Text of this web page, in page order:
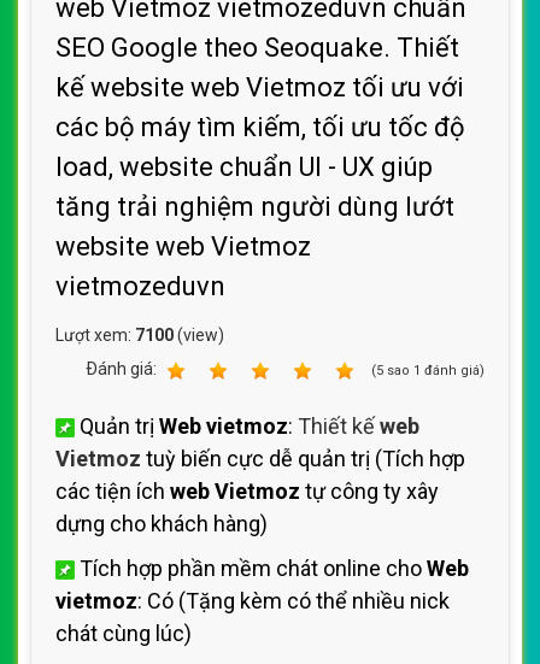
web Vietmoz vietmozeduvn chuẩn
SEO Google theo Seoquake. Thiết
kế website web Vietmoz tối ưu với
các bộ máy tìm kiếm, tối ưu tốc độ
load, website chuẩn UI - UX giúp
tăng trải nghiệm người dùng lướt
website web Vietmoz
vietmozeduvn
Lượt xem: 7100(view)
Ðánh giá:
(5 sao 1 đánh giá)
Quản trị Web vietmoz: Thiết kếweb
Vietmoz tuỳ biến cực dễ quản trị (Tích hợp
các tiện ích web Vietmoz tự công ty xây
dựng cho khách hàng)
Tích hợp phần mềm chát online choWeb
vietmoz: Có (Tặng kèm có thể nhiều nick
chát cùng lúc)